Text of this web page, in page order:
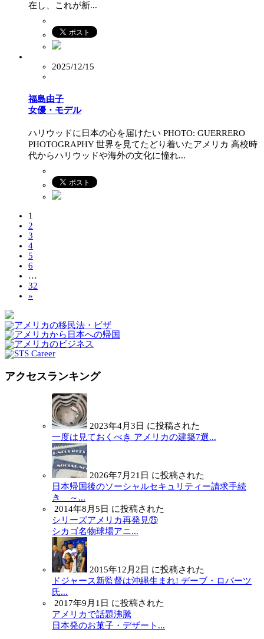
在し、これが新...
2025/12/15
福島由子
女優・モデル
ハリウッドに日本の心を届けたい PHOTO: GUERRERO
PHOTOGRAPHY 世界を見てたどり着いたアメリカ 高校時
代からハリウッドや海外の文化に憧れ...
1
2
3
4
5
6
…
32
»
アクセスランキング
2023年4月3日 に投稿された
一度は見ておくべき アメリカの建築7選...
2026年7月21日 に投稿された
日本帰国後のソーシャルセキュリティー請求手続
き ～...
2014年8月5日 に投稿された
シリーズアメリカ再発見㉕
シカゴ名物球場アニ...
2015年12月2日 に投稿された
ドジャース新監督は沖縄生まれ! デーブ・ロバーツ
氏...
2017年9月1日 に投稿された
アメリカで話題沸騰
日本発のお菓子・デザート...